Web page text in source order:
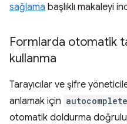
sağlama başlıklı makaleyi
Formlarda otomatik
kullanma
Tarayıcılar ve şifre
anlamak için autocomplete
otomatik doldurma